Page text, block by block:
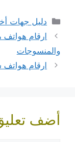
التصنيفات
دليل جهات
ارقام هواتف
والمنسوجات
ارقام
أضف